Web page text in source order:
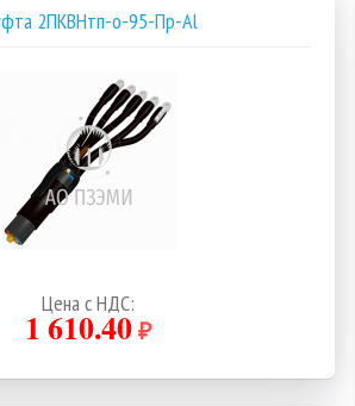
2ПКВНтп-о-95-Пр-Al
Цена с НДС:
1 610.40₽